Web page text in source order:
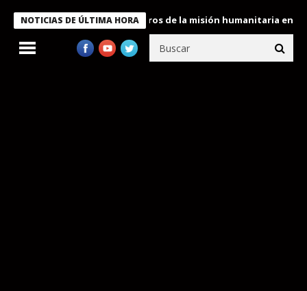
NOTICIAS DE ÚLTIMA HORA
condecora a miembros de la misión humanitaria enviada a